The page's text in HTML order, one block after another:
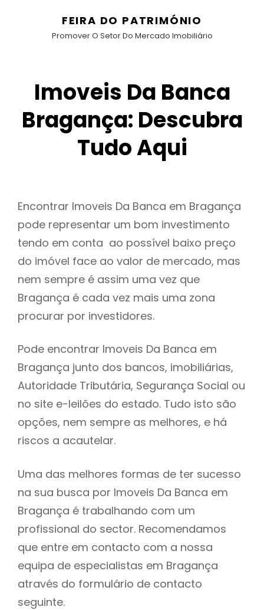
FEIRA DO PATRIMÓNIO
Promover O Setor Do Mercado Imobiliário
Imoveis Da Banca
Bragança: Descubra
Tudo Aqui
Encontrar Imoveis Da Banca em Bragança
pode representar um bom investimento
tendo em conta ao possível baixo preço
do imóvel face ao valor de mercado, mas
nem sempre é assim uma vez que
Bragança é cada vez mais uma zona
procurar por investidores.
Pode encontrar Imoveis Da Banca em
Bragança junto dos bancos, imobiliárias,
Autoridade Tributária, Segurança Social ou
no site e-leilões do estado. Tudo isto são
opções, nem sempre as melhores, e há
riscos a acautelar.
Uma das melhores formas de ter sucesso
na sua busca por Imoveis Da Banca em
Bragança é trabalhando com um
profissional do sector. Recomendamos
que entre em contacto com a nossa
equipa de especialistas em Bragança
através do formulário de contacto
seguinte.